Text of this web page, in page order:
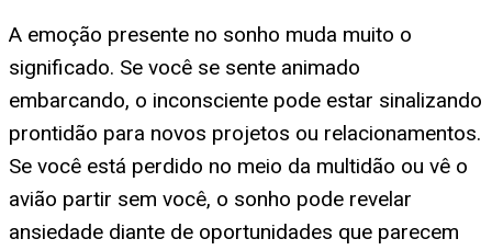
A emoção presente no sonho muda muito o
significado. Se você se sente animado
embarcando, o inconsciente pode estar sinalizando
prontidão para novos projetos ou relacionamentos.
Se você está perdido no meio da multidão ou vê o
avião partir sem você, o sonho pode revelar
ansiedade diante de oportunidades que parecem